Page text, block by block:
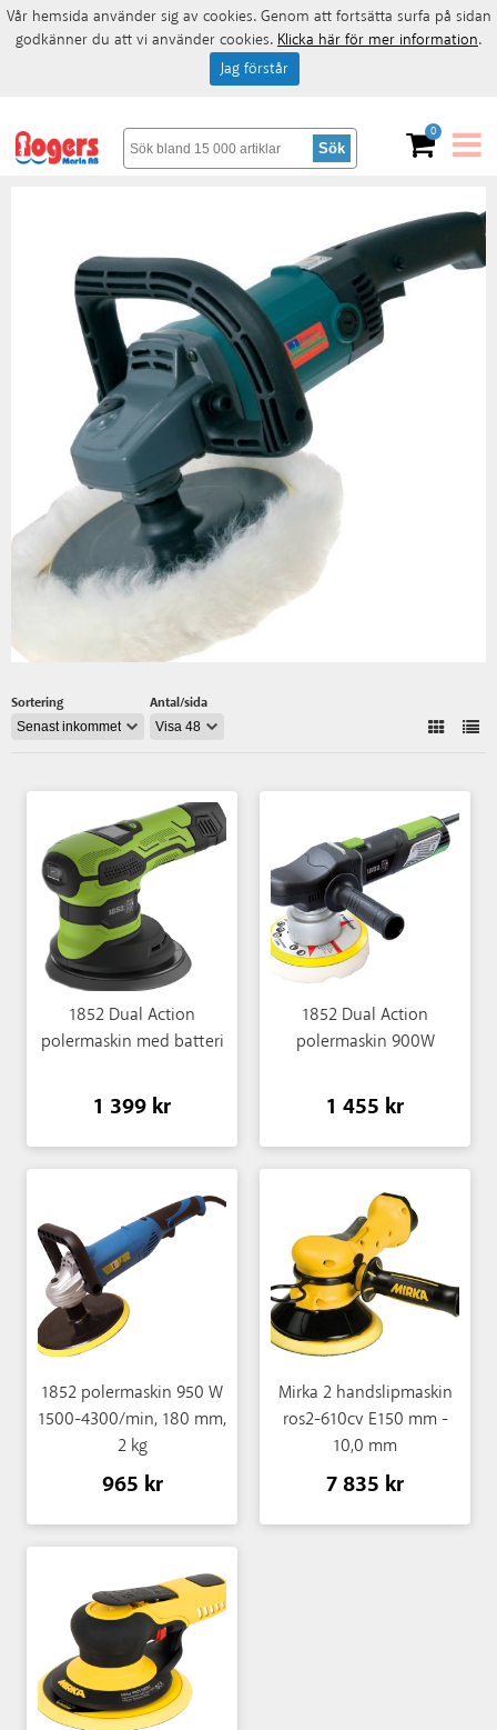
0
Sortering Antal/sida
1852 Dual Action
polermaskin med batteri
1 399 kr
1852 Dual Action
polermaskin 900W
1 455 kr
1852 polermaskin 950 W
1500-4300/min, 180 mm,
2 kg
965 kr
Mirka 2 handslipmaskin
ros2-610cv E150 mm -
10,0 mm
7 835 kr
Vår hemsida använder sig av cookies. Genom att fortsätta surfa på sidan
godkänner du att vi använder cookies. Klicka här för mer information.
Jag förstår